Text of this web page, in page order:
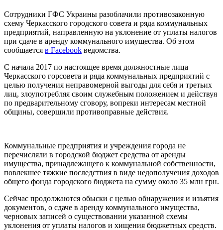
Сотрудники ГФС Украины разоблачили противозаконную
схему Черкасского городского совета и ряда коммунальных
предприятий, направленную на уклонение от уплаты налогов
при сдаче в аренду коммунального имущества. Об этом
сообщается в Facebook ведомства.
С начала 2017 по настоящее время должностные лица
Черкасского горсовета и ряда коммунальных предприятий с
целью получения неправомерной выгоды для себя и третьих
лиц, злоупотребляя своим служебным положением и действуя
по предварительному сговору, вопреки интересам местной
общины, совершили противоправные действия.
Коммунальные предприятия и учреждения города не
перечисляли в городской бюджет средства от аренды
имущества, принадлежащего к коммунальной собственности,
повлекшее тяжкие последствия в виде недополучения доходов
общего фонда городского бюджета на сумму около 35 млн грн.
Сейчас продолжаются обыски с целью обнаружения и изъятия
документов, о сдаче в аренду коммунального имущества,
черновых записей о существовании указанной схемы
уклонения от уплаты налогов и хищения бюджетных средств.